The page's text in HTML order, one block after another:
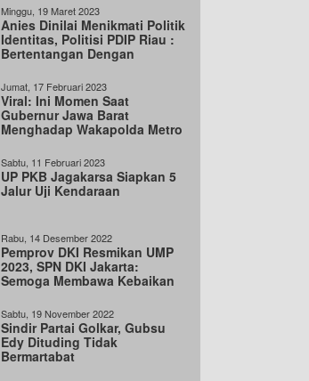
Minggu, 19 Maret 2023
Anies Dinilai Menikmati Politik
Identitas, Politisi PDIP Riau :
Bertentangan Dengan
Jumat, 17 Februari 2023
Viral: Ini Momen Saat
Gubernur Jawa Barat
Menghadap Wakapolda Metro
Sabtu, 11 Februari 2023
UP PKB Jagakarsa Siapkan 5
Jalur Uji Kendaraan
Rabu, 14 Desember 2022
Pemprov DKI Resmikan UMP
2023, SPN DKI Jakarta:
Semoga Membawa Kebaikan
Sabtu, 19 November 2022
Sindir Partai Golkar, Gubsu
Edy Dituding Tidak
Bermartabat